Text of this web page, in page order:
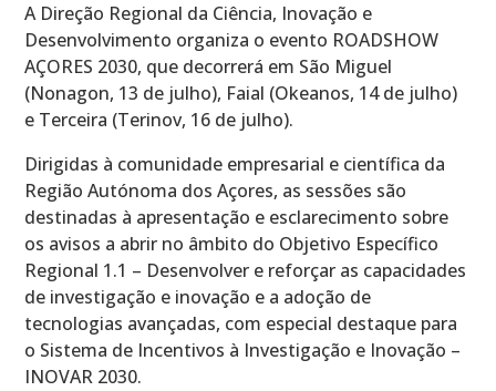
A Direção Regional da Ciência, Inovação e
Desenvolvimento organiza o evento ROADSHOW
AÇORES 2030, que decorrerá em São Miguel
(Nonagon, 13 de julho), Faial (Okeanos, 14 de julho)
e Terceira (Terinov, 16 de julho).
Dirigidas à comunidade empresarial e científica da
Região Autónoma dos Açores, as sessões são
destinadas à apresentação e esclarecimento sobre
os avisos a abrir no âmbito do Objetivo Específico
Regional 1.1 – Desenvolver e reforçar as capacidades
de investigação e inovação e a adoção de
tecnologias avançadas, com especial destaque para
o Sistema de Incentivos à Investigação e Inovação –
INOVAR 2030.